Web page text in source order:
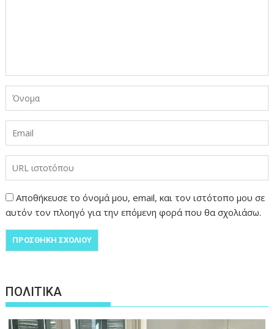
Αποθήκευσε το όνομά μου, email, και τον ιστότοπο μου σε
αυτόν τον πλοηγό για την επόμενη φορά που θα σχολιάσω.
ΠΟΛΙΤΙΚΑ